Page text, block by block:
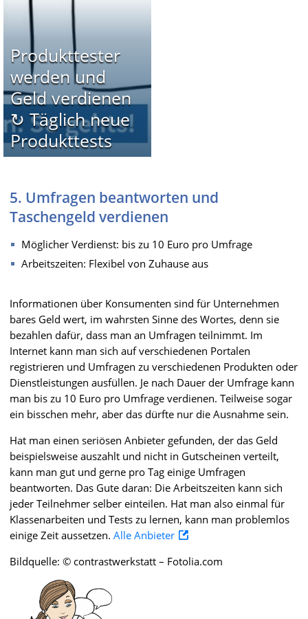
Produkttester
werden und
Geld verdienen
↻ Täglich neue
Produkttests
5. Umfragen beantworten und
Taschengeld verdienen
Möglicher Verdienst: bis zu 10 Euro pro Umfrage
Arbeitszeiten: Flexibel von Zuhause aus
Informationen über Konsumenten sind für Unternehmen
bares Geld wert, im wahrsten Sinne des Wortes, denn sie
bezahlen dafür, dass man an Umfragen teilnimmt. Im
Internet kann man sich auf verschiedenen Portalen
registrieren und Umfragen zu verschiedenen Produkten oder
Dienstleistungen ausfüllen. Je nach Dauer der Umfrage kann
man bis zu 10 Euro pro Umfrage verdienen. Teilweise sogar
ein bisschen mehr, aber das dürfte nur die Ausnahme sein.
Hat man einen seriösen Anbieter gefunden, der das Geld
beispielsweise auszahlt und nicht in Gutscheinen verteilt,
kann man gut und gerne pro Tag einige Umfragen
beantworten. Das Gute daran: Die Arbeitszeiten kann sich
jeder Teilnehmer selber einteilen. Hat man also einmal für
Klassenarbeiten und Tests zu lernen, kann man problemlos
einige Zeit aussetzen. Alle Anbieter
Bildquelle: © contrastwerkstatt – Fotolia.com